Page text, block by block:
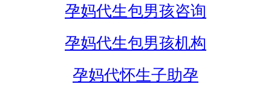
孕妈代生包男孩咨询
孕妈代生包男孩机构
孕妈代怀生子助孕